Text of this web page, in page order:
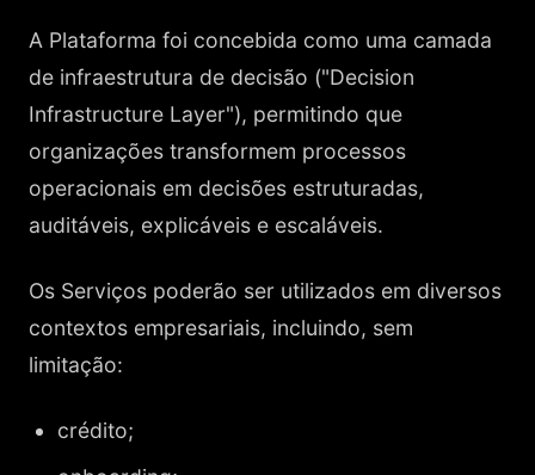
A Plataforma foi concebida como uma camada
de infraestrutura de decisão ("Decision
Infrastructure Layer"), permitindo que
organizações transformem processos
operacionais em decisões estruturadas,
auditáveis, explicáveis e escaláveis.
Os Serviços poderão ser utilizados em diversos
contextos empresariais, incluindo, sem
limitação:
crédito;